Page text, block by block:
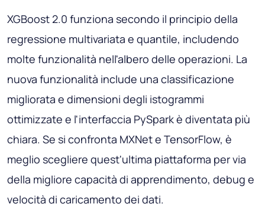
XGBoost 2.0 funziona secondo il principio della
regressione multivariata e quantile, includendo
molte funzionalità nell'albero delle operazioni. La
nuova funzionalità include una classificazione
migliorata e dimensioni degli istogrammi
ottimizzate e l'interfaccia PySpark è diventata più
chiara. Se si confronta MXNet e TensorFlow, è
meglio scegliere quest'ultima piattaforma per via
della migliore capacità di apprendimento, debug e
velocità di caricamento dei dati.